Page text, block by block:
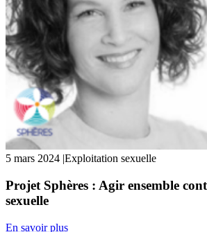
5 mars 2024 |Exploitation sexuelle
Projet Sphères : Agir ensemble
sexuelle
En savoir plus